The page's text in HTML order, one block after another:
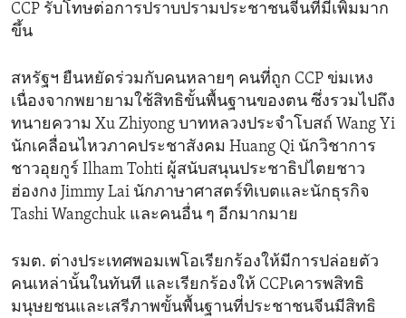
CCP รับโทษต่อการปราบปรามประชาชนจีนที่มีเพิ่มมาก
ขึ้น
สหรัฐฯ ยืนหยัดร่วมกับคนหลายๆ คนที่ถูก CCP ข่มเหง
เนื่องจากพยายามใช้สิทธิขั้นพื้นฐานของตน ซึ่งรวมไปถึง
ทนายความ Xu Zhiyong บาทหลวงประจำโบสถ์ Wang Yi
นักเคลื่อนไหวภาคประชาสังคม Huang Qi นักวิชาการ
ชาวอุยกูร์ Ilham Tohti ผู้สนับสนุนประชาธิปไตยชาว
ฮ่องกง Jimmy Lai นักภาษาศาสตร์ทิเบตและนักธุรกิจ
Tashi Wangchuk และคนอื่น ๆ อีกมากมาย
รมต. ต่างประเทศพอมเพโอเรียกร้องให้มีการปล่อยตัว
คนเหล่านั้นในทันที และเรียกร้องให้ CCPเคารพสิทธิ
มนุษยชนและเสรีภาพขั้นพื้นฐานที่ประชาชนจีนมีสิทธิ